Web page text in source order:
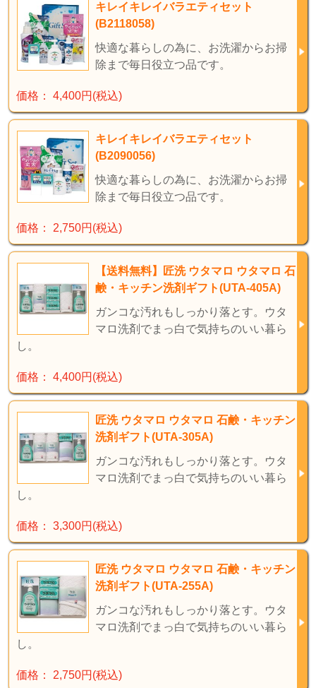
キレイキレイバラエティセット
(B2118058)
快適な暮らしの為に、お洗濯からお掃
除まで毎日役立つ品です。
価格： 4,400円(税込)
キレイキレイバラエティセット
(B2090056)
快適な暮らしの為に、お洗濯からお掃
除まで毎日役立つ品です。
価格： 2,750円(税込)
【送料無料】匠洗 ウタマロ ウタマロ 石
鹸・キッチン洗剤ギフト(UTA-405A)
ガンコな汚れもしっかり落とす。ウタ
マロ洗剤でまっ白で気持ちのいい暮ら
し。
価格： 4,400円(税込)
匠洗 ウタマロ ウタマロ 石鹸・キッチン
洗剤ギフト(UTA-305A)
ガンコな汚れもしっかり落とす。ウタ
マロ洗剤でまっ白で気持ちのいい暮ら
し。
価格： 3,300円(税込)
匠洗 ウタマロ ウタマロ 石鹸・キッチン
洗剤ギフト(UTA-255A)
ガンコな汚れもしっかり落とす。ウタ
マロ洗剤でまっ白で気持ちのいい暮ら
し。
価格： 2,750円(税込)